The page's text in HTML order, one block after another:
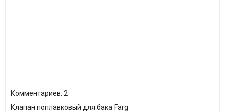
Комментариев: 2
Клапан поплавковый для бака Farg